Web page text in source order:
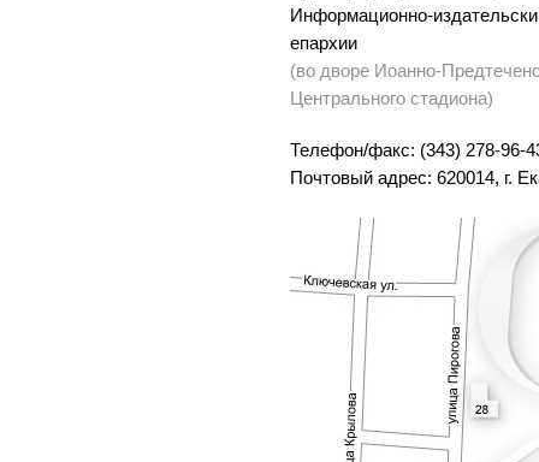
Информационно-
епархии
(во дворе Иоанно-
Центрального стадиона)
Телефон/факс: (343) 278-96-
Почтовый адрес: 620014, г.